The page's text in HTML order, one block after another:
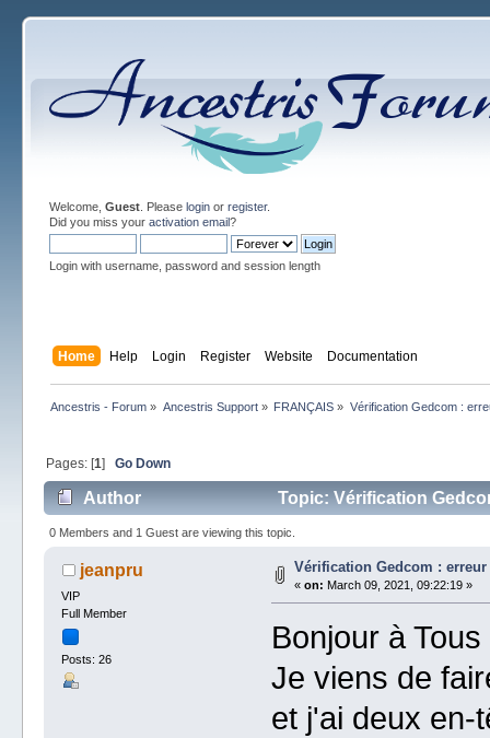
Welcome, Guest. Please loginor register.
Did you miss your activation email?
Login with username, password and session length
Home Help Login Register Website Documentation
Ancestris - Forum » Ancestris Support» FRANÇAIS » Vérification Gedcom :
Pages: [1] Go Down
Author Topic: Vérification
0 Members and 1 Guest are viewing this topic.
jeanpru
VIP
Full Member
Posts: 26
Vérification Gedcom :
«on: March 09, 2021, 09:22:19 »
Bonjour à
Je viens de
et j'ai deux en-